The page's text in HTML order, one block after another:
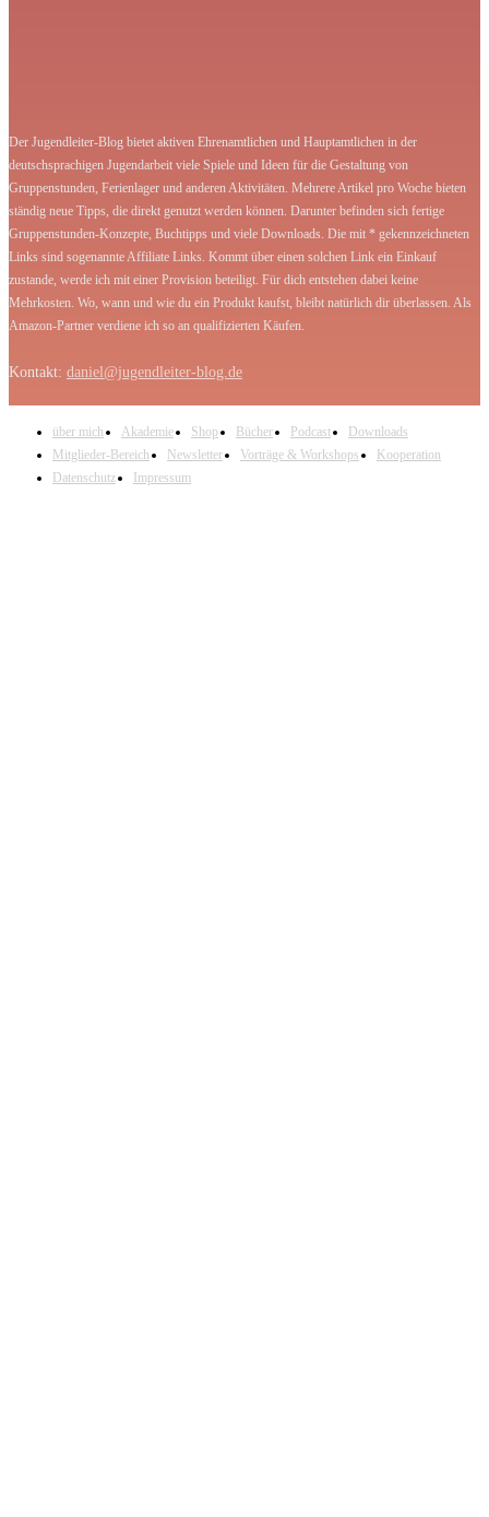
Der Jugendleiter-Blog bietet aktiven Ehrenamtlichen und Hauptamtlichen in der
deutschsprachigen Jugendarbeit viele Spiele und Ideen für die Gestaltung von
Gruppenstunden, Ferienlager und anderen Aktivitäten. Mehrere Artikel pro Woche bieten
ständig neue Tipps, die direkt genutzt werden können. Darunter befinden sich fertige
Gruppenstunden-Konzepte, Buchtipps und viele Downloads. Die mit * gekennzeichneten
Links sind sogenannte Affiliate Links. Kommt über einen solchen Link ein Einkauf
zustande, werde ich mit einer Provision beteiligt. Für dich entstehen dabei keine
Mehrkosten. Wo, wann und wie du ein Produkt kaufst, bleibt natürlich dir überlassen. Als
Amazon-Partner verdiene ich so an qualifizierten Käufen.
Kontakt: daniel@jugendleiter-blog.de
über mich Akademie Shop Bücher Podcast
Downloads
Mitglieder-Bereich
Newsletter Vorträge & Workshops
Kooperation
Datenschutz
Impressum